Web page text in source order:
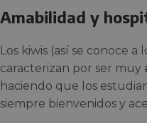
Amabilidad y
Los kiwis (así se conoce a
caracterizan por ser muy
haciendo que los
siempre bienvenidos y